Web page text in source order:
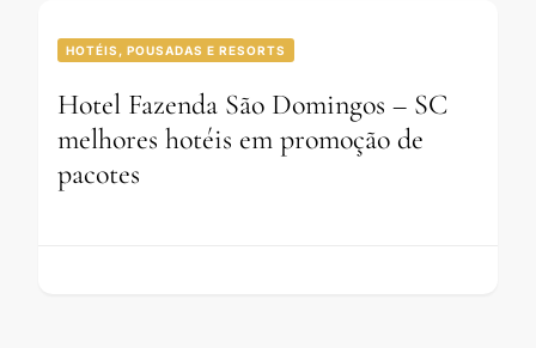
HOTÉIS, POUSADAS E RESORTS
Hotel Fazenda São Domingos – SC
melhores hotéis em promoção de
pacotes